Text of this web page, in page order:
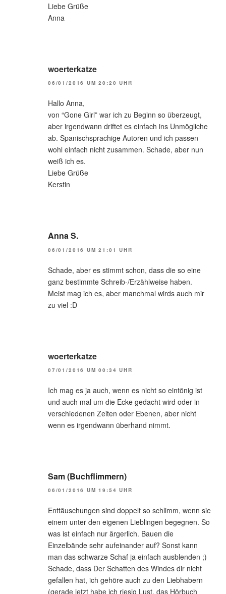
Liebe Grüße
Anna
woerterkatze
06/01/2016 UM 20:20 UHR
Hallo Anna,
von “Gone Girl” war ich zu Beginn so überzeugt,
aber irgendwann driftet es einfach ins Unmögliche
ab. Spanischsprachige Autoren und ich passen
wohl einfach nicht zusammen. Schade, aber nun
weiß ich es.
Liebe Grüße
Kerstin
Anna S.
06/01/2016 UM 21:01 UHR
Schade, aber es stimmt schon, dass die so eine
ganz bestimmte Schreib-/Erzählweise haben.
Meist mag ich es, aber manchmal wirds auch mir
zu viel :D
woerterkatze
07/01/2016 UM 00:34 UHR
Ich mag es ja auch, wenn es nicht so eintönig ist
und auch mal um die Ecke gedacht wird oder in
verschiedenen Zeiten oder Ebenen, aber nicht
wenn es irgendwann überhand nimmt.
Sam (Buchflimmern)
06/01/2016 UM 19:54 UHR
Enttäuschungen sind doppelt so schlimm, wenn sie
einem unter den eigenen Lieblingen begegnen. So
was ist einfach nur ärgerlich. Bauen die
Einzelbände sehr aufeinander auf? Sonst kann
man das schwarze Schaf ja einfach ausblenden ;)
Schade, dass Der Schatten des Windes dir nicht
gefallen hat, ich gehöre auch zu den Liebhabern
(gerade jetzt habe ich riesig Lust, das Hörbuch